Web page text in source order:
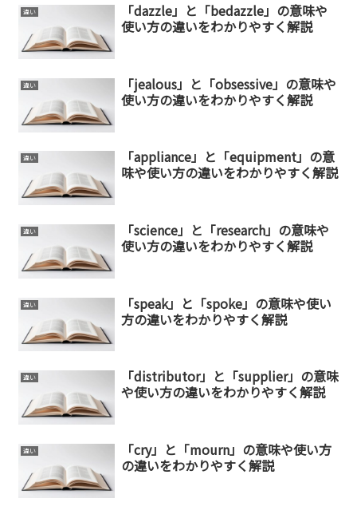
違い
「dazzle」と「bedazzle」の意味や
使い方の違いをわかりやすく解説
違い
「jealous」と「obsessive」の意味や
使い方の違いをわかりやすく解説
違い
「appliance」と「equipment」の意
味や使い方の違いをわかりやすく解説
違い
「science」と「research」の意味や
使い方の違いをわかりやすく解説
違い
「speak」と「spoke」の意味や使い
方の違いをわかりやすく解説
違い
「distributor」と「supplier」の意味
や使い方の違いをわかりやすく解説
違い
「cry」と「mourn」の意味や使い方
の違いをわかりやすく解説